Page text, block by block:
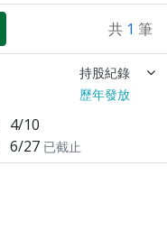
共 1 筆
持股紀錄
歷年發放
4/10
6/27 已截止